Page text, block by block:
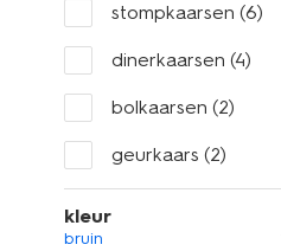
stompkaarsen (6)
dinerkaarsen (4)
bolkaarsen (2)
geurkaars (2)
kleur
bruin